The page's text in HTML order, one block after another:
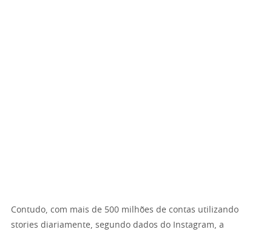
Contudo, com mais de 500 milhões de contas utilizando
stories diariamente, segundo dados do Instagram, a